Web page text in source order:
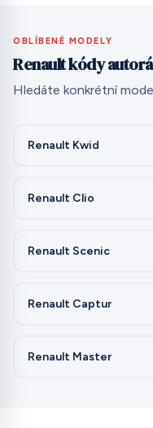
OBLÍBENÉ MODELY
Renault kódy
Hledáte konkrétní
Renault Kwid
Renault Clio
Renault Scenic
Renault Captur
Renault Master